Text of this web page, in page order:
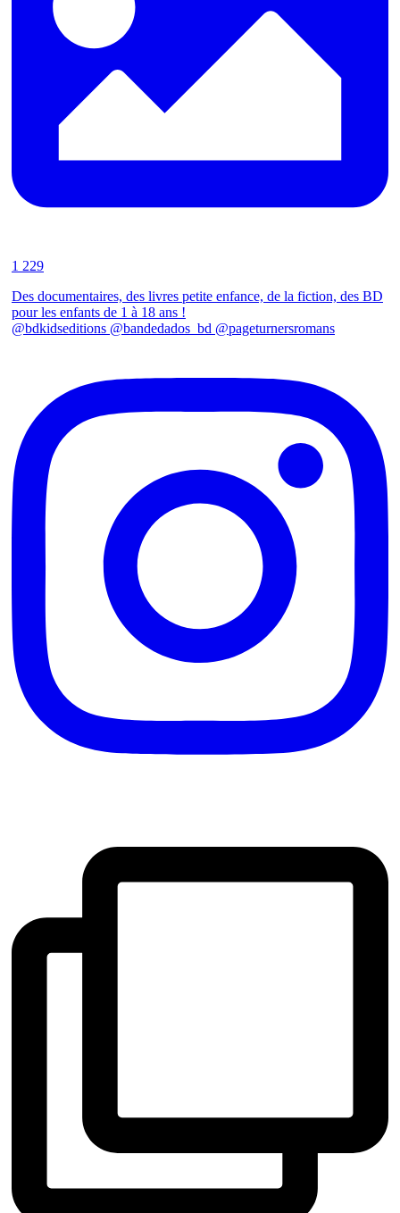
1 229
Des documentaires, des livres petite enfance, de la fiction, des BD
pour les enfants de 1 à 18 ans !
@bdkidseditions @bandedados_bd @pageturnersromans